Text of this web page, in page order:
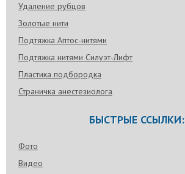
Удаление рубцов
Золотые нити
Подтяжка Аптос-нитями
Подтяжка нитями Силуэт-Лифт
Пластика подбородка
Страничка анестезиолога
БЫСТРЫЕ ССЫЛКИ:
Фото
Видео